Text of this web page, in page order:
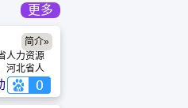
更多
人力资源
河北省人
唯一的官
才网隶属
简介»